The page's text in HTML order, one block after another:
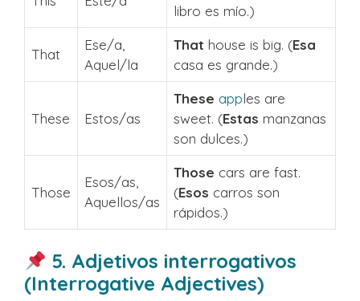
libro es mío.)
That
Ese/a,
Aquel/la
That house is big. (Esa
casa es grande.)
These Estos/as
These apples are
sweet. (Estas manzanas
son dulces.)
Those
Esos/as,
Aquellos/as
Those cars are fast.
(Esos carros son
rápidos.)
5. Adjetivos interrogativos
(Interrogative Adjectives)